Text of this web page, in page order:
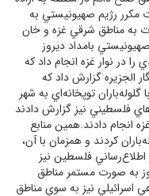
مکرر رژيم صهيونيستي به
به مناطق شرقي غزه و خان
بامداد ديروز
در نوار غزه انجام داد که
الجزيره گزارش داد که
توپخانه‌اي به شهر
فلسطيني نيز گزارش دادند
انجام دادند.همين منابع
کردند و همزمان با آن،
اطلاع‌رساني فلسطين نيز
به صورت مستمر مناطق
اسرائيلي نيز به سوي مناطق